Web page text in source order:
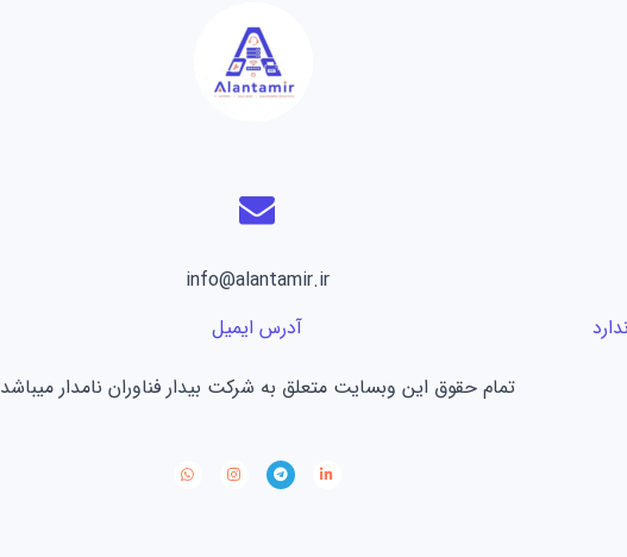
info@alantamir.ir
آدرس ایمیل
تمام حقوق این وبسایت متعلق به شرکت بیدار فناوران نامدار میباشد